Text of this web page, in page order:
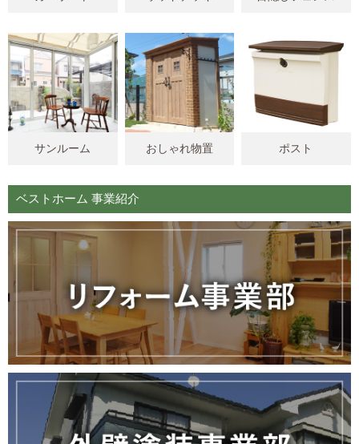
サンルーム おしゃれ物置 ポスト
ベストホーム 事業紹介